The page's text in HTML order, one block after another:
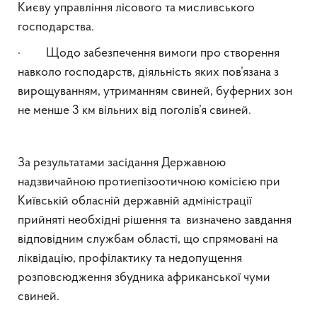
Києву управління лісового та мисливського
господарства.
· Щодо забезпечення вимоги про створення
навколо господарств, діяльність яких пов’язана з
вирощуванням, утриманням свиней, буферних зон
не менше 3 км вільних від поголів’я свиней.
За результатами засідання Державною
надзвичайною протиепізоотичною комісією при
Київській обласній державній адміністрації
прийняті необхідні рішення та визначено завдання
відповідним службам області, що спрямовані на
ліквідацію, профілактику та недопущення
розповсюдження збудника африканської чуми
свиней.